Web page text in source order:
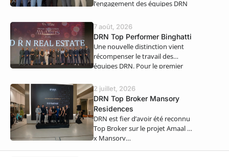
l’engagement des équipes DRN
7 août, 2026
DRN Top Performer Binghatti
Une nouvelle distinction vient
récompenser le travail des
équipes DRN. Pour le premier
2 juillet, 2026
DRN Top Broker Mansory
Residences
DRN est fier d’avoir été reconnu
Top Broker sur le projet Amaal 8
x Mansory…